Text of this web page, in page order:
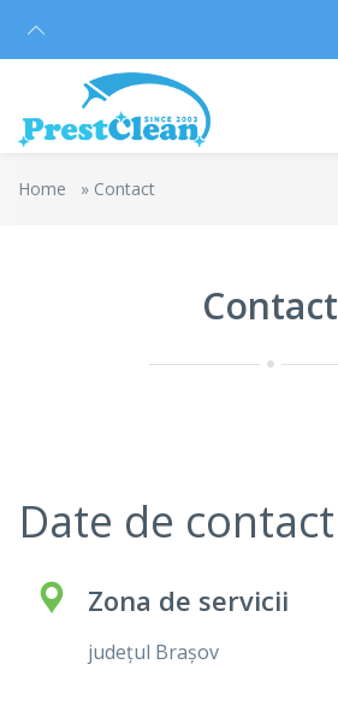
Home » Contact
Contact
Date de contact
Zona de servicii
județul Brașov